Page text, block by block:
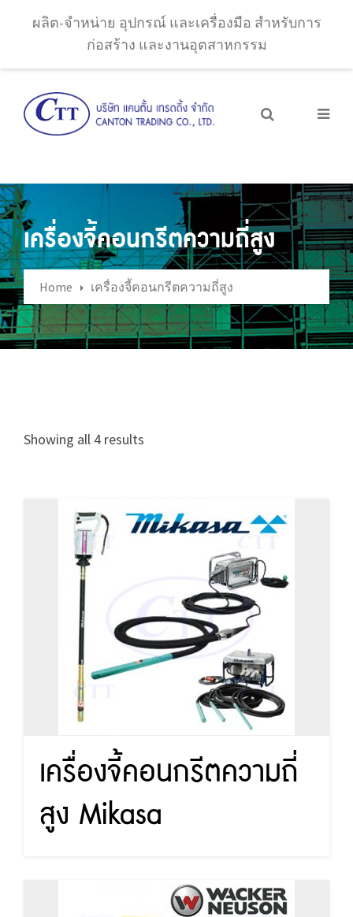
ผลิต-จำหน่าย อุปกรณ์ และเครื่องมือ สำหรับการ
ก่อสร้าง และงานอุตสาหกรรม
เครื่องจี้คอนกรีตความถี่สูง
Home เครื่องจี้คอนกรีตความถี่สูง
Showing all 4 results
เครื่องจี้คอนกรีตความถี่
สูง Mikasa